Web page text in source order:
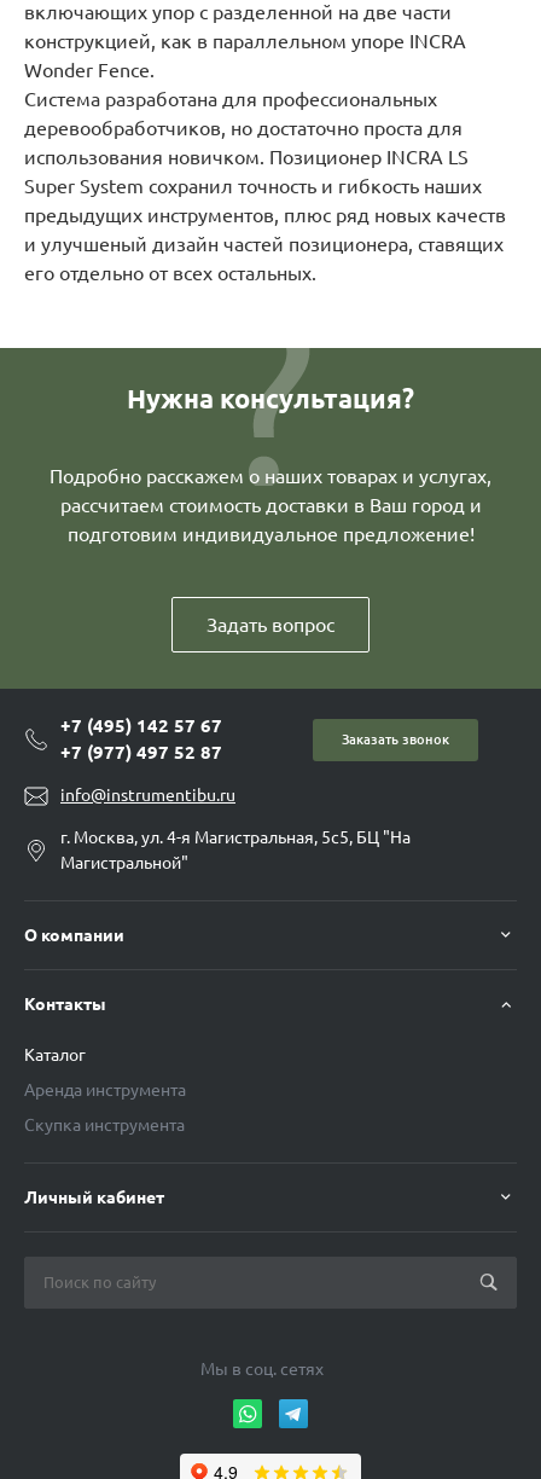
включающих упор с разделенной на две части
конструкцией, как в параллельном упоре INCRA
Wonder Fence.
Система разработана для профессиональных
деревообработчиков, но достаточно проста для
использования новичком. Позиционер INCRA LS
Super System сохранил точность и гибкость наших
предыдущих инструментов, плюс ряд новых качеств
и улучшеный дизайн частей позиционера, ставящих
его отдельно от всех остальных.
Нужна консультация?
Подробно расскажем о наших товарах и услугах,
рассчитаем стоимость доставки в Ваш город и
подготовим индивидуальное предложение!
Задать вопрос
+7 (495) 142 57 67
+7 (977) 497 52 87
Заказать звонок
info@instrumentibu.ru
г. Москва, ул. 4-я Магистральная, 5с5, БЦ "На
Магистральной"
О компании
Контакты
Каталог
Аренда инструмента
Скупка инструмента
Личный кабинет
Мы в соц. сетях